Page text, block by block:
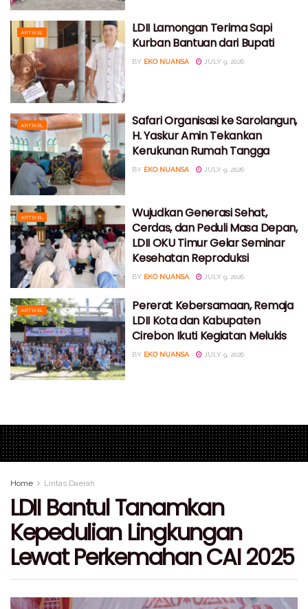
ARTIKEL
LDII Lamongan Terima Sapi
Kurban Bantuan dari Bupati
BY EKO NUANSA JULY 9, 2026
ARTIKEL
Safari Organisasi ke Sarolangun,
H. Yaskur Amin Tekankan
Kerukunan Rumah Tangga
BY EKO NUANSA JULY 9, 2026
ARTIKEL
Wujudkan Generasi Sehat,
Cerdas, dan Peduli Masa Depan,
LDII OKU Timur Gelar Seminar
Kesehatan Reproduksi
BY EKO NUANSA JULY 9, 2026
ARTIKEL
Pererat Kebersamaan, Remaja
LDII Kota dan Kabupaten
Cirebon Ikuti Kegiatan Melukis
BY EKO NUANSA JULY 9, 2026
Home Lintas Daerah
LDII Bantul Tanamkan
Kepedulian Lingkungan
Lewat Perkemahan CAI 2025